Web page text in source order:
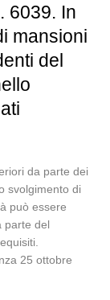
6039. In
mansioni
del
da parte dei
svolgimento di
può essere
parte del
25 ottobre